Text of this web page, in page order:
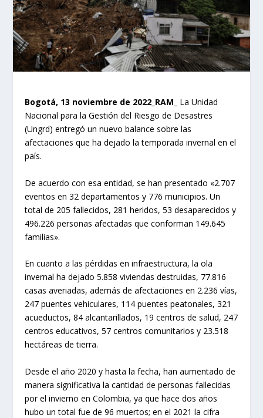
Bogotá, 13 noviembre de 2022_RAM_ La Unidad
Nacional para la Gestión del Riesgo de Desastres
(Ungrd) entregó un nuevo balance sobre las
afectaciones que ha dejado la temporada invernal en el
país.
De acuerdo con esa entidad, se han presentado «2.707
eventos en 32 departamentos y 776 municipios. Un
total de 205 fallecidos, 281 heridos, 53 desaparecidos y
496.226 personas afectadas que conforman 149.645
familias».
En cuanto a las pérdidas en infraestructura, la ola
invernal ha dejado 5.858 viviendas destruidas, 77.816
casas averiadas, además de afectaciones en 2.236 vías,
247 puentes vehiculares, 114 puentes peatonales, 321
acueductos, 84 alcantarillados, 19 centros de salud, 247
centros educativos, 57 centros comunitarios y 23.518
hectáreas de tierra.
Desde el año 2020 y hasta la fecha, han aumentado de
manera significativa la cantidad de personas fallecidas
por el invierno en Colombia, ya que hace dos años
hubo un total fue de 96 muertos; en el 2021 la cifra